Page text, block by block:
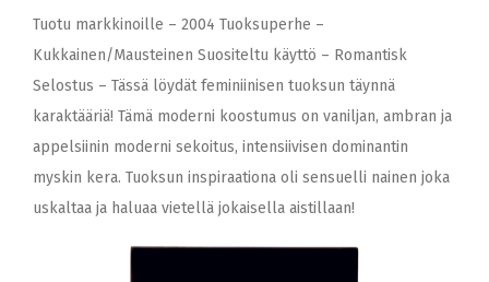
Tuotu markkinoille – 2004 Tuoksuperhe –
Kukkainen/Mausteinen Suositeltu käyttö – Romantisk
Selostus – Tässä löydät feminiinisen tuoksun täynnä
karaktääriä! Tämä moderni koostumus on vaniljan, ambran ja
appelsiinin moderni sekoitus, intensiivisen dominantin
myskin kera. Tuoksun inspiraationa oli sensuelli nainen joka
uskaltaa ja haluaa vietellä jokaisella aistillaan!